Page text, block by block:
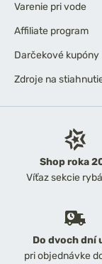
Shop roka
Víťaz sekcie
Do dvoch dní
pri objednávke
Varenie pri vode
Affiliate program
Darčekové kupóny
Zdroje na